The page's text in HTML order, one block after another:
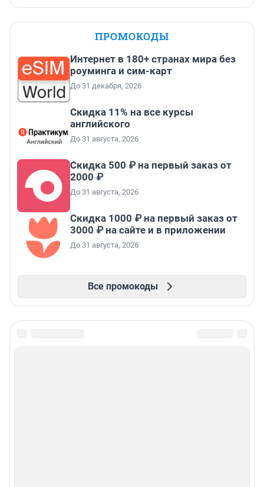
ПРОМОКОДЫ
Интернет в 180+ странах мира без
роуминга и сим-карт
До 31 декабря, 2026
Скидка 11% на все курсы
английского
До 31 августа, 2026
Скидка 500 ₽ на первый заказ от
2000 ₽
До 31 августа, 2026
Скидка 1000 ₽ на первый заказ от
3000 ₽ на сайте и в приложении
До 31 августа, 2026
Все промокоды